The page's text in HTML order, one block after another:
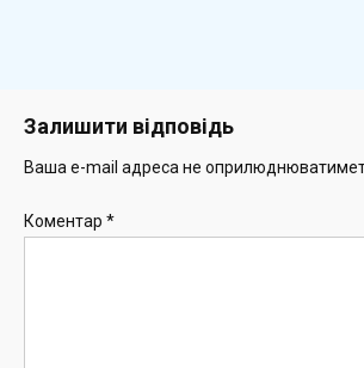
Залишити відповідь
Ваша e-mail адреса не
Коментар *